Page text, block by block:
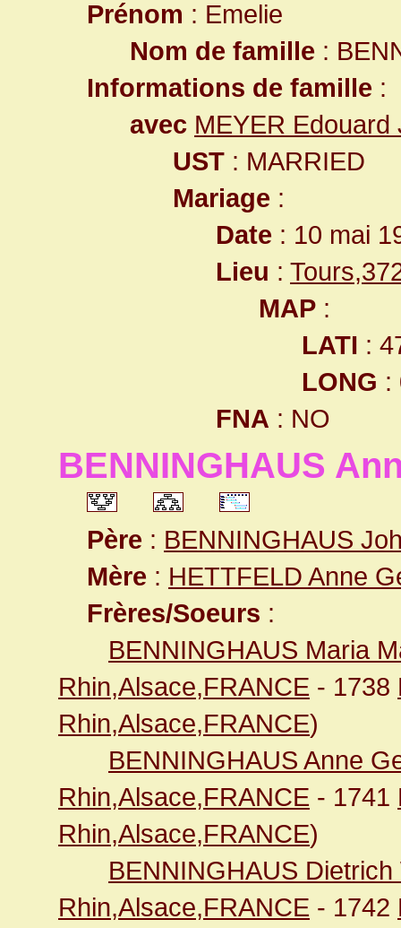
Prénom : Emelie
Nom de famille :
Informations de famille :
avec MEYER Edouard
UST : MARRIED
Mariage :
Date : 10 mai
Lieu :
MAP :
LATI :
LONG :
FNA : NO
BENNINGHAUS
Père : BENNINGHAUS
Mère : HETTFELD Anne
Frères/Soeurs :
BENNINGHAUS Maria
Rhin,Alsace,FRANCE - 1738
Rhin,Alsace,FRANCE)
BENNINGHAUS Anne
Rhin,Alsace,FRANCE - 1741
Rhin,Alsace,FRANCE)
BENNINGHAUS Dietrich
Rhin,Alsace,FRANCE - 1742